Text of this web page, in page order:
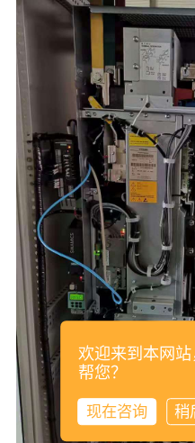
欢迎来到本网
帮您？
现在咨询 稍